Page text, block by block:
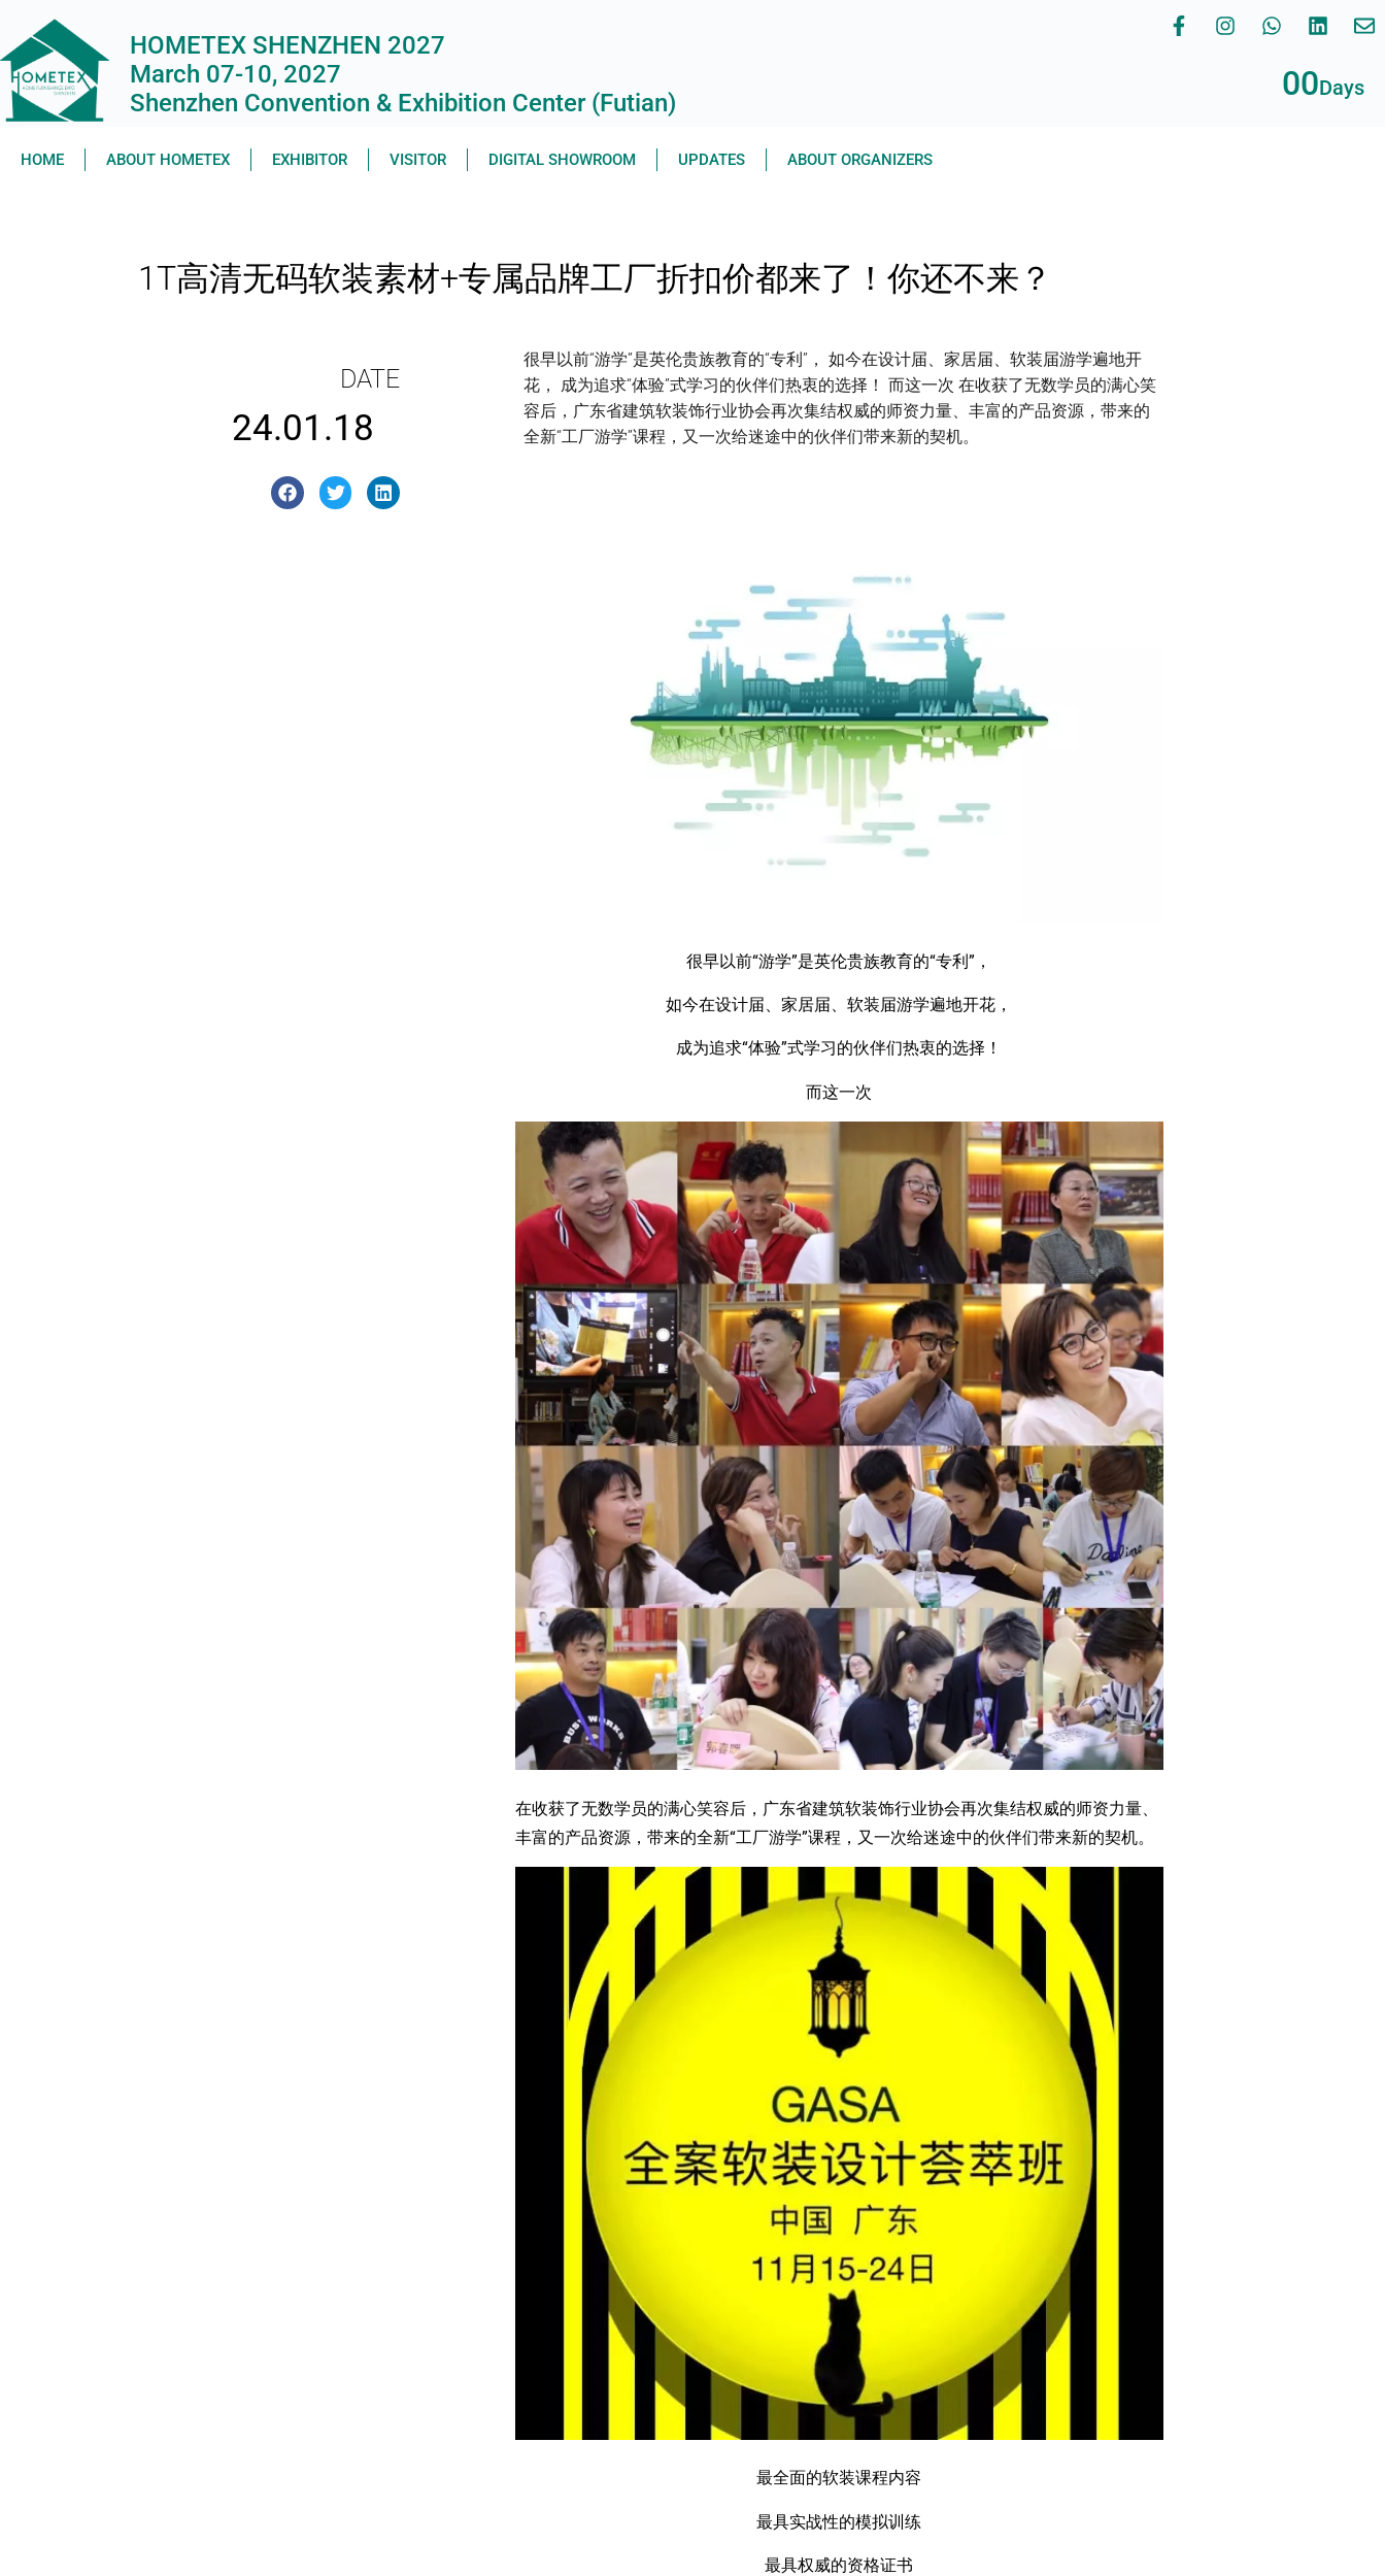
HOMETEX SHENZHEN 2027
March 07-10, 2027
Shenzhen Convention & Exhibition Center (Futian)
00Days
HOME ABOUT HOMETEX EXHIBITOR VISITOR DIGITAL SHOWROOM UPDATES ABOUT ORGANIZERS
1T高清无码软装素材+专属品牌工厂折扣价都来了！你还不来？
DATE
24.01.18
很早以前“游学”是英伦贵族教育的“专利”， 如今在设计届、家居届、软装届游学遍地开
花， 成为追求“体验”式学习的伙伴们热衷的选择！ 而这一次 在收获了无数学员的满心笑
容后，广东省建筑软装饰行业协会再次集结权威的师资力量、丰富的产品资源，带来的
全新“工厂游学”课程，又一次给迷途中的伙伴们带来新的契机。
很早以前“游学”是英伦贵族教育的“专利”，
如今在设计届、家居届、软装届游学遍地开花，
成为追求“体验”式学习的伙伴们热衷的选择！
而这一次
在收获了无数学员的满心笑容后，广东省建筑软装饰行业协会再次集结权威的师资力量、
丰富的产品资源，带来的全新“工厂游学”课程，又一次给迷途中的伙伴们带来新的契机。
最全面的软装课程内容
最具实战性的模拟训练
最具权威的资格证书